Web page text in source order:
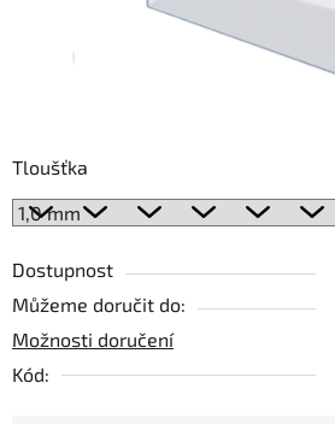
Tloušťka
Dostupnost
Můžeme doručit do:
Možnosti doručení
Kód: